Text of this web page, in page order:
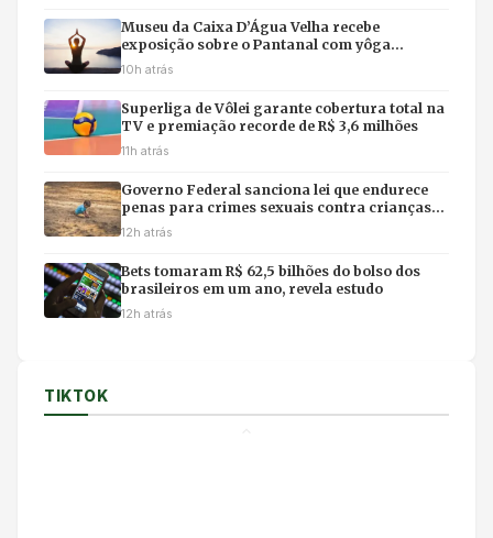
Museu da Caixa D’Água Velha recebe
exposição sobre o Pantanal com yôga
imersivo e feirinha em Cuiabá
10h atrás
Superliga de Vôlei garante cobertura total na
TV e premiação recorde de R$ 3,6 milhões
11h atrás
Governo Federal sanciona lei que endurece
penas para crimes sexuais contra crianças
na internet e uso de IA
12h atrás
Bets tomaram R$ 62,5 bilhões do bolso dos
brasileiros em um ano, revela estudo
12h atrás
TIKTOK